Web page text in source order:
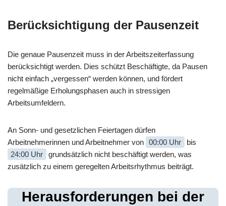
Berücksichtigung der Pausenzeit
Die genaue Pausenzeit muss in der Arbeitszeiterfassung
berücksichtigt werden. Dies schützt Beschäftigte, da Pausen
nicht einfach „vergessen“ werden können, und fördert
regelmäßige Erholungsphasen auch in stressigen
Arbeitsumfeldern.
An Sonn- und gesetzlichen Feiertagen dürfen
Arbeitnehmerinnen und Arbeitnehmer von
00:00 Uhr
bis
24:00 Uhr
grundsätzlich nicht beschäftigt werden, was
zusätzlich zu einem geregelten Arbeitsrhythmus beiträgt.
Herausforderungen bei der